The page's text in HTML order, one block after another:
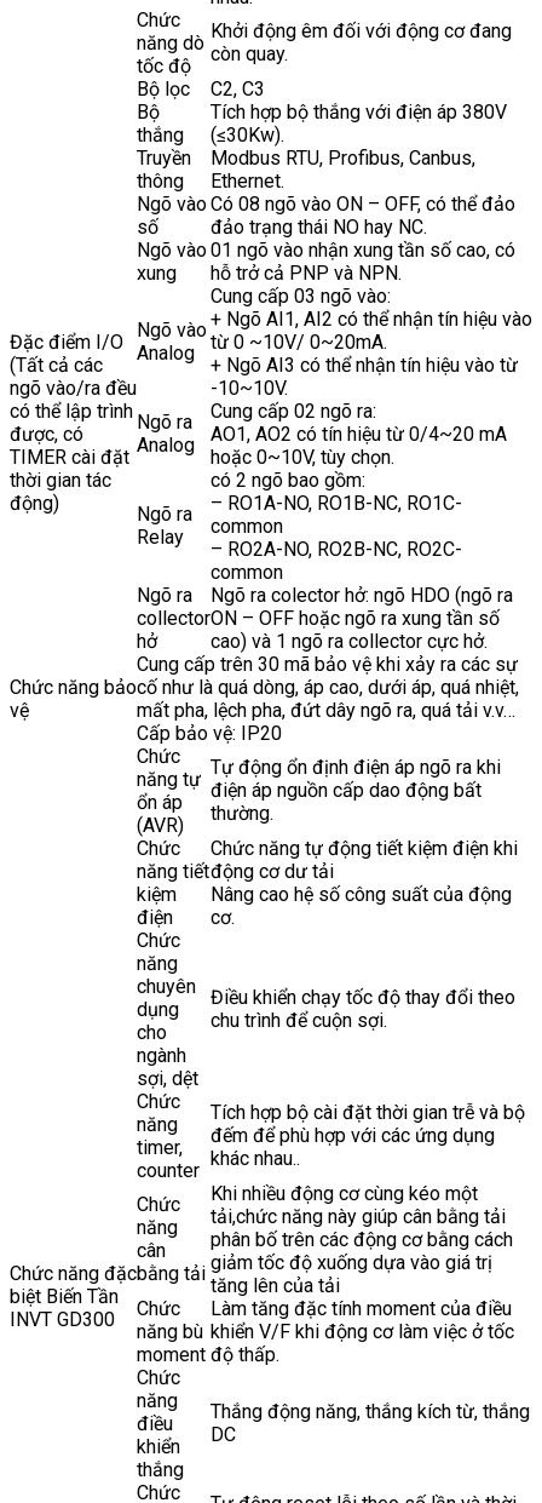
Chức
năng dò
tốc độ
Khởi động êm đối với động cơ đang
còn quay.
Bộ lọc
C2, C3
Bộ
thắng
Tích hợp bộ thắng với điện áp 380V
(≤30Kw).
Truyền
thông
Modbus RTU, Profibus, Canbus,
Ethernet.
Đặc điểm I/O
(Tất cả các
ngõ vào/ra đều
có thể lập trình
được, có
TIMER cài đặt
thời gian tác
động)
Ngõ vào
số
Có 08 ngõ vào ON – OFF, có thể đảo
đảo trạng thái NO hay NC.
Ngõ vào
xung
01 ngõ vào nhận xung tần số cao, có
hỗ trở cả PNP và NPN.
Ngõ vào
Analog
Cung cấp 03 ngõ vào:
+ Ngõ AI1, AI2 có thể nhận tín hiệu vào
từ 0 ~10V/ 0~20mA.
+ Ngõ AI3 có thể nhận tín hiệu vào từ
-10~10V.
Ngõ ra
Analog
Cung cấp 02 ngõ ra:
AO1, AO2 có tín hiệu từ 0/4~20 mA
hoặc 0~10V, tùy chọn.
Ngõ ra
Relay
có 2 ngõ bao gồm:
– RO1A-NO, RO1B-NC, RO1C-
common
– RO2A-NO, RO2B-NC, RO2C-
common
Ngõ ra
collector
hở
Ngõ ra colector hở: ngõ HDO (ngõ ra
ON – OFF hoặc ngõ ra xung tần số
cao) và 1 ngõ ra collector cực hở.
Chức năng bảo
vệ
Cung cấp trên 30 mã bảo vệ khi xảy ra các sự
cố như là quá dòng, áp cao, dưới áp, quá nhiệt,
mất pha, lệch pha, đứt dây ngõ ra, quá tải v.v…
Cấp bảo vệ: IP20
Chức năng đặc
biệt Biến Tần
INVT GD300
Chức
năng tự
ổn áp
(AVR)
Tự động ổn định điện áp ngõ ra khi
điện áp nguồn cấp dao động bất
thường.
Chức
năng tiết
kiệm
điện
Chức năng tự động tiết kiệm điện khi
động cơ dư tải
Nâng cao hệ số công suất của động
cơ.
Chức
năng
chuyên
dụng
cho
ngành
sợi, dệt
Điều khiển chạy tốc độ thay đổi theo
chu trình để cuộn sợi.
Chức
năng
timer,
counter
Tích hợp bộ cài đặt thời gian trễ và bộ
đếm để phù hợp với các ứng dụng
khác nhau..
Chức
năng
cân
bằng tải
Khi nhiều động cơ cùng kéo một
tải,chức năng này giúp cân bằng tải
phân bố trên các động cơ bằng cách
giảm tốc độ xuống dựa vào giá trị
tăng lên của tải
Chức
năng bù
moment
Làm tăng đặc tính moment của điều
khiển V/F khi động cơ làm việc ở tốc
độ thấp.
Chức
năng
điều
khiển
thắng
Thắng động năng, thắng kích từ, thắng
DC
Chức